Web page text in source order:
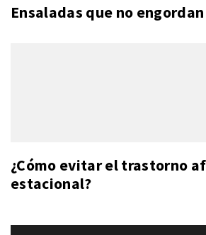
Ensaladas que no engordan
¿Cómo evitar el trastorno
estacional?